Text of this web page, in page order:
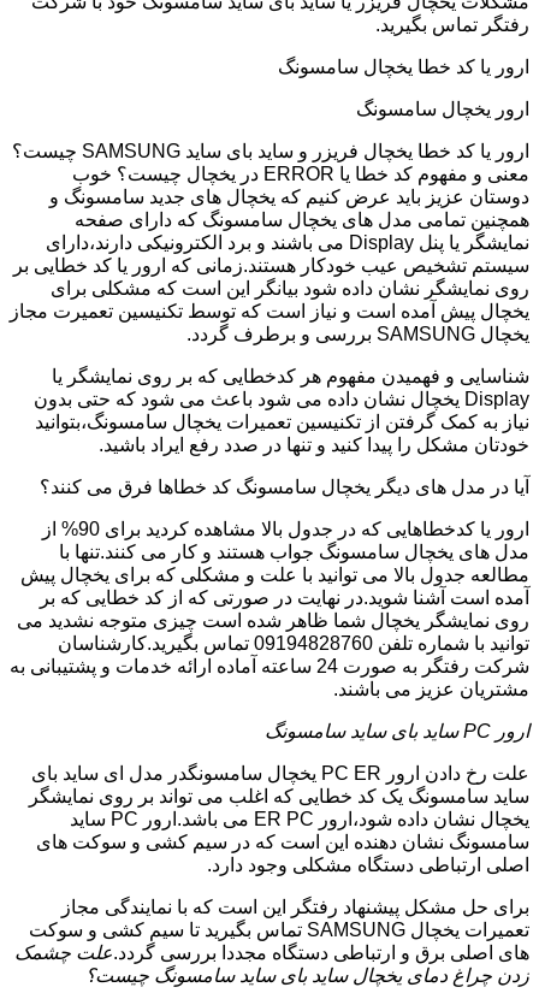
رفتگر تماس بگیرید.
ارور یا کد خطا یخچال سامسونگ
ارور یخچال سامسونگ
ارور یا کد خطا یخچال فریزر و ساید بای ساید SAMSUNG چیست؟
معنی و مفهوم کد خطا یا ERROR در یخچال چیست؟ خوب
دوستان عزیز باید عرض کنیم که یخچال های جدید سامسونگ و
همچنین تمامی مدل های یخچال سامسونگ که دارای صفحه
نمایشگر یا پنل Display می باشند و برد الکترونیکی دارند،دارای
سیستم تشخیص عیب خودکار هستند.زمانی که ارور یا کد خطایی بر
روی نمایشگر نشان داده شود بیانگر این است که مشکلی برای
یخچال پیش آمده است و نیاز است که توسط تکنیسین تعمیرت مجاز
یخچال SAMSUNG بررسی و برطرف گردد.
شناسایی و فهمیدن مفهوم هر کدخطایی که بر روی نمایشگر یا
Display یخچال نشان داده می شود باعث می شود که حتی بدون
نیاز به کمک گرفتن از تکنیسین تعمیرات یخچال سامسونگ،بتوانید
خودتان مشکل را پیدا کنید و تنها در صدد رفع ایراد باشید.
آیا در مدل های دیگر یخچال سامسونگ کد خطاها فرق می کنند؟
ارور یا کدخطاهایی که در جدول بالا مشاهده کردید برای 90% از
مدل های یخچال سامسونگ جواب هستند و کار می کنند.تنها با
مطالعه جدول بالا می توانید با علت و مشکلی که برای یخچال پیش
آمده است آشنا شوید.در نهایت در صورتی که از کد خطایی که بر
روی نمایشگر یخچال شما ظاهر شده است چیزی متوجه نشدید می
توانید با شماره تلفن 09194828760 تماس بگیرید.کارشناسان
شرکت رفتگر به صورت 24 ساعته آماده ارائه خدمات و پشتیبانی به
مشتریان عزیز می باشند.
ارور PC ساید بای ساید سامسونگ
علت رخ دادن ارور PC ER یخچال سامسونگدر مدل ای ساید بای
ساید سامسونگ یک کد خطایی که اغلب می تواند بر روی نمایشگر
یخچال نشان داده شود،ارور ER PC می باشد.ارور PC ساید
سامسونگ نشان دهنده این است که در سیم کشی و سوکت های
اصلی ارتباطی دستگاه مشکلی وجود دارد.
برای حل مشکل پیشنهاد رفتگر این است که با نمایندگی مجاز
تعمیرات یخچال SAMSUNG تماس بگیرید تا سیم کشی و سوکت
های اصلی برق و ارتباطی دستگاه مجددا بررسی گردد.علت چشمک
زدن چراغ دمای یخچال ساید بای ساید سامسونگ چیست؟